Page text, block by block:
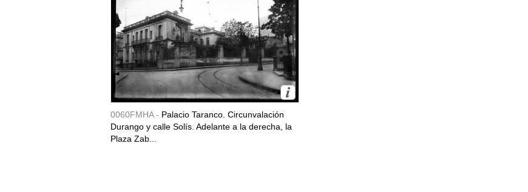
0060FMHA - Palacio Taranco. Circunvalación
Durango y calle Solís. Adelante a la derecha, la
Plaza Zab...